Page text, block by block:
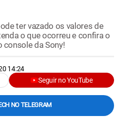
ter vazado os valores de
o que ocorreu e confira o
console da Sony!
14:24
Seguir no YouTube
NO TELEGRAM